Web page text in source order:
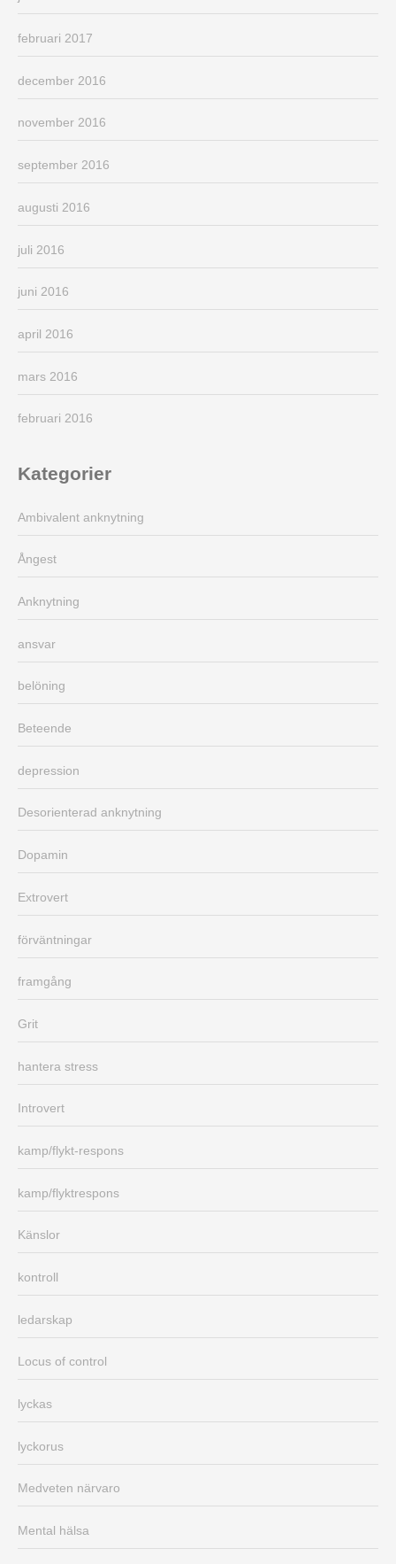
februari 2017
december 2016
november 2016
september 2016
augusti 2016
juli 2016
juni 2016
april 2016
mars 2016
februari 2016
Kategorier
Ambivalent anknytning
Ångest
Anknytning
ansvar
belöning
Beteende
depression
Desorienterad anknytning
Dopamin
Extrovert
förväntningar
framgång
Grit
hantera stress
Introvert
kamp/flykt-respons
kamp/flyktrespons
Känslor
kontroll
ledarskap
Locus of control
lyckas
lyckorus
Medveten närvaro
Mental hälsa